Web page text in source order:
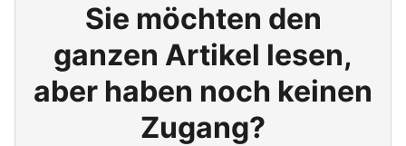
Sie möchten den
ganzen Artikel lesen,
aber haben noch keinen
Zugang?